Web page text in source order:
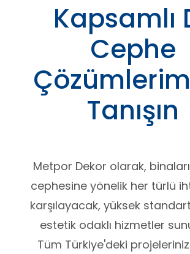
Kapsamlı
Cephe
Tanışın
Metpor Dekor olarak,
cephesine yönelik her türlü
karşılayacak, yüksek
estetik odaklı hizmetler
Tüm Türkiye'deki